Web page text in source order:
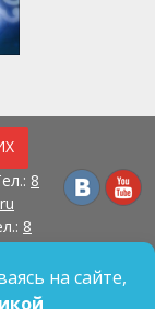
8
8
на сайте,